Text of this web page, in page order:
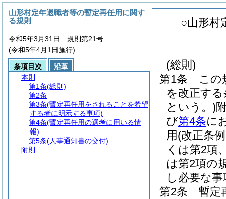
○山形村
(総則)
第1条
この
を改正する
という。)
び第4条に
用 (改正条
くは第2項
は第2項の
し必要な
第2条
暫定
山形村定年退職者等の暫定再任用に関す
る規則
令和5年3月31日 規則第21号
(令和5年4月1日施行)
条項目次
沿革
本則
第1条(総則)
第2条
第3条(暫定再任用をされることを希望
する者に明示する事項)
第4条(暫定再任用の選考に用いる情
報)
第5条(人事通知書の交付)
附則